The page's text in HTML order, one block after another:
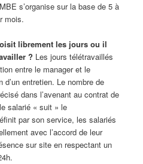
s’organise sur la base de 5 à
mois.
librement les jours ou il
? Les jours télétravaillés
entre le manager et le
d’un entretien. Le nombre de
dans l’avenant au contrat de
salarié « suit » le
par son service, les salariés
avec l’accord de leur
sur site en respectant un